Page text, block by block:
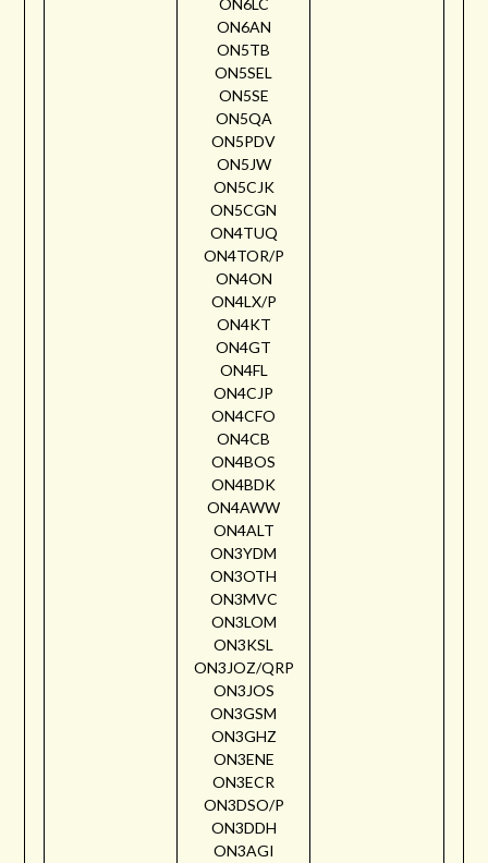
ON6AN
ON5TB
ON5SEL
ON5SE
ON5QA
ON5PDV
ON5JW
ON5CJK
ON5CGN
ON4TUQ
ON4TOR/P
ON4ON
ON4LX/P
ON4KT
ON4GT
ON4FL
ON4CJP
ON4CFO
ON4CB
ON4BOS
ON4BDK
ON4AWW
ON4ALT
ON3YDM
ON3OTH
ON3MVC
ON3LOM
ON3KSL
ON3JOZ/QRP
ON3JOS
ON3GSM
ON3GHZ
ON3ENE
ON3ECR
ON3DSO/P
ON3DDH
ON3AGI